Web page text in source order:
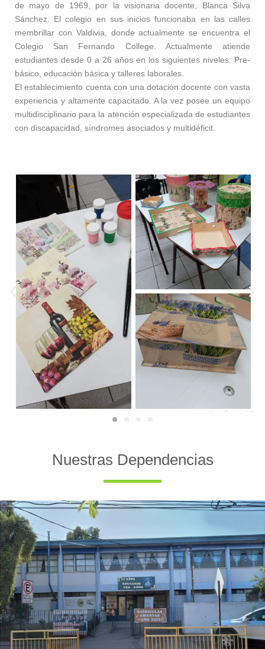
de mayo de 1969, por la visionaria docente, Blanca Silva
Sánchez. El colegio en sus inicios funcionaba en las calles
membrillar con Valdivia, donde actualmente se encuentra el
Colegio San Fernando College. Actualmente atiende
estudiantes desde 0 a 26 años en los siguientes niveles: Pre-
básico, educación básica y talleres laborales.
El establecimiento cuenta con una dotación docente con vasta
experiencia y altamente capacitado. A la vez posee un equipo
multidisciplinario para la atención especializada de estudiantes
con discapacidad, síndromes asociados y multidéficit.
Nuestras Dependencias